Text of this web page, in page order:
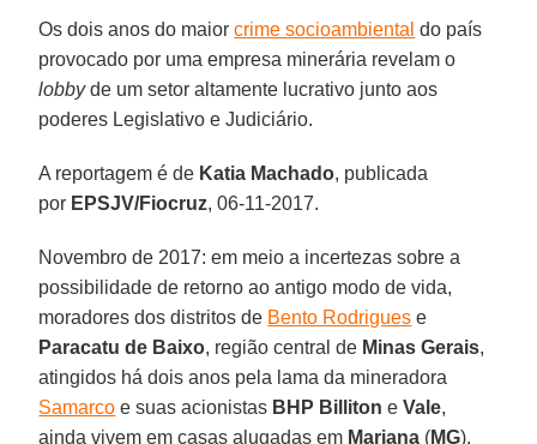
Os dois anos do maiorcrime socioambiental do país
provocado por uma empresa minerária revelam o
lobbyde um setor altamente lucrativo junto aos
poderes Legislativo e Judiciário.
A reportagem é de Katia Machado, publicada
por EPSJV/Fiocruz, 06-11-2017.
Novembro de 2017: em meio a incertezas sobre a
possibilidade de retorno ao antigo modo de vida,
moradores dos distritos de Bento Rodrigues e
Paracatu de Baixo, região central de Minas Gerais,
atingidos há dois anos pela lama da mineradora
Samarco e suas acionistas BHP Billiton eVale,
ainda vivem em casas alugadas em Mariana (MG).